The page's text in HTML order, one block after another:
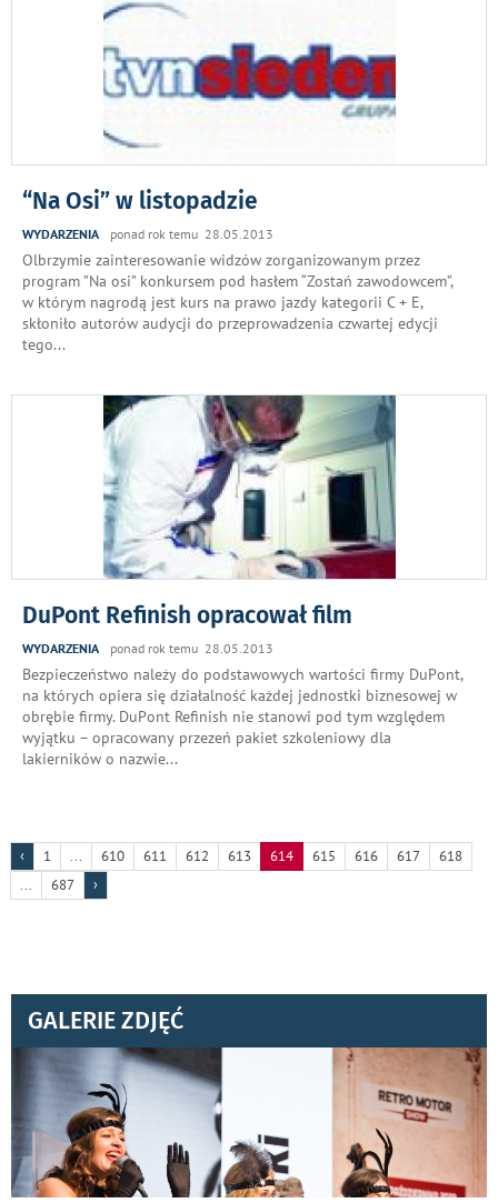
“Na Osi” w listopadzie
WYDARZENIA ponad rok temu 28.05.2013
Olbrzymie zainteresowanie widzów zorganizowanym przez
program ”Na osi” konkursem pod hasłem “Zostań zawodowcem”,
w którym nagrodą jest kurs na prawo jazdy kategorii C + E,
skłoniło autorów audycji do przeprowadzenia czwartej edycji
tego...
DuPont Refinish opracował film
WYDARZENIA ponad rok temu 28.05.2013
Bezpieczeństwo należy do podstawowych wartości firmy DuPont,
na których opiera się działalność każdej jednostki biznesowej w
obrębie firmy. DuPont Refinish nie stanowi pod tym względem
wyjątku – opracowany przezeń pakiet szkoleniowy dla
lakierników o nazwie...
‹ 1 ... 610 611 612 613 614 615 616 617
618
...
687 ›
GALERIE ZDJĘĆ